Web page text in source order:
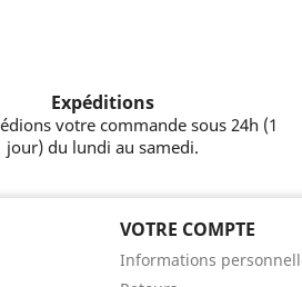
Expéditions
votre commande sous 24h (1
jour) du lundi au samedi.
VOTRE COMPTE
Informations